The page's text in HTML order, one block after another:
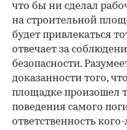
что бы ни сделал
на строительной
будет привлекаться
отвечает за
безопасности.
доказанности того,
площадке произошел
поведения самого
ответственность